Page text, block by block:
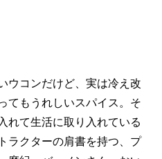
ウコンだけど、実は冷え改
てもうれしいスパイス。そ
れて生活に取り入れている
ラクターの肩書を持つ、プ